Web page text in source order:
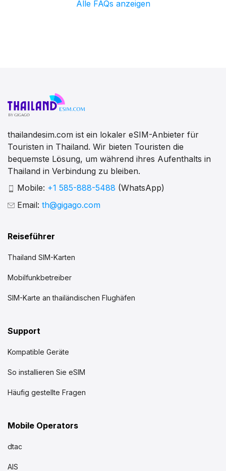
Alle FAQs anzeigen
thailandesim.com ist ein lokaler eSIM-Anbieter für
Touristen in Thailand. Wir bieten Touristen die
bequemste Lösung, um während ihres Aufenthalts in
Thailand in Verbindung zu bleiben.
Mobile: +1 585-888-5488 (WhatsApp)
Email: th@gigago.com
Reiseführer
Thailand SIM-Karten
Mobilfunkbetreiber
SIM-Karte an thailändischen Flughäfen
Support
Kompatible Geräte
So installieren Sie eSIM
Häufig gestellte Fragen
Mobile Operators
dtac
AIS